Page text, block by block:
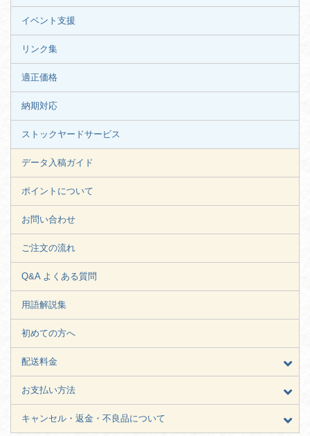
イベント支援
リンク集
適正価格
納期対応
ストックヤードサービス
データ入稿ガイド
ポイントについて
お問い合わせ
ご注文の流れ
Q&A よくある質問
用語解説集
初めての方へ
配送料金
お支払い方法
キャンセル・返金・不良品について